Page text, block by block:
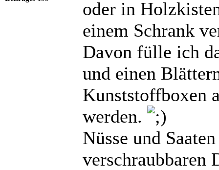
oder in
einem Schrank
Davon fülle ich
und einen
Kunststoffboxen
werden.
Nüsse und
verschraubbaren